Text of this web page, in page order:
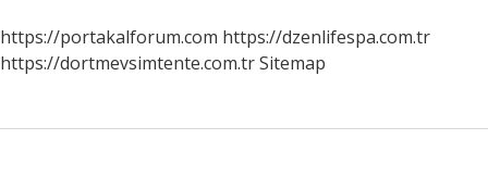
https://portakalforum.com https://dzenlifespa.com.tr
https://dortmevsimtente.com.trSitemap